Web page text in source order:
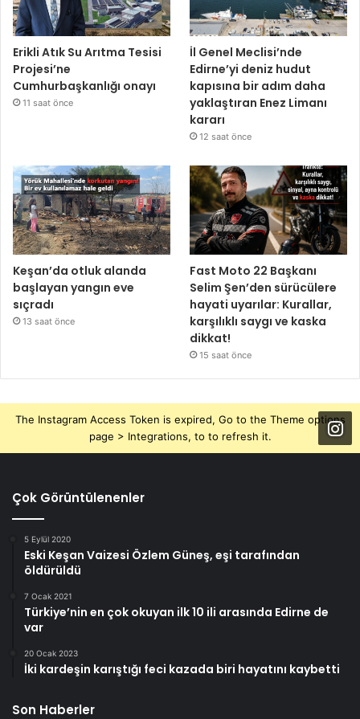
Erikli Atık Su Arıtma Tesisi
Projesi’ne
Cumhurbaşkanlığı onayı
11 saat önce
İl Genel Meclisi’nde
Edirne’yi deniz hudut
kapısına bir adım daha
yaklaştıran Enez Limanı
kararı
12 saat önce
Keşan’da otluk alanda
başlayan yangın eve
sıçradı
13 saat önce
Fast Moto 22 Başkanı
Selim Şen’den sürücülere
hayati uyarılar: Kurallar,
karşılıklı saygı ve kaska
dikkat!
15 saat önce
The Instagram Access Token is expired, Go to the Theme options
page > Integrations, to to refresh it.
Çok Görüntülenenler
5 Eylül 2020
Eski Keşan Vaizesi Özlem Güneş, eşi tarafından
öldürüldü
7 Ocak 2021
Türkiye’nin en çok okuyan ilk 10 ili arasında Edirne de
var
20 Ocak 2023
İki kardeşin karıştığı feci kazada biri hayatını kaybetti
Son Haberler